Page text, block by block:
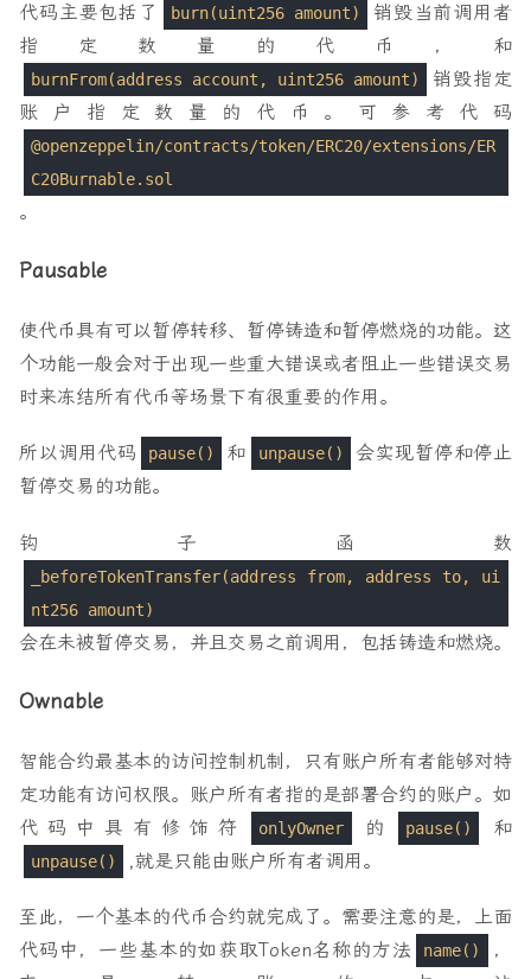
代码主要包括了 burn(uint256 amount)
销毁当前调用者
指定数量的代币，和
burnFrom(address account, uint256 amount)
销毁指定
账户指定数量的代币。可参考代码
@openzeppelin/contracts/token/ERC20/extensions/ER
C20Burnable.sol
。
Pausable
使代币具有可以暂停转移、暂停铸造和暂停燃烧的功能。这
个功能一般会对于出现一些重大错误或者阻止一些错误交易
时来冻结所有代币等场景下有很重要的作用。
所以调用代码 pause() 和 unpause()
会实现暂停和停止
暂停交易的功能。
钩子函数
_beforeTokenTransfer(address from, address to, ui
nt256 amount)
会在未被暂停交易，并且交易之前调用，包括铸造和燃烧。
Ownable
智能合约最基本的访问控制机制，只有账户所有者能够对特
定功能有访问权限。账户所有者指的是部署合约的账户。如
代码中具有修饰符
onlyOwner 的 pause() 和
unpause() ,就是只能由账户所有者调用。
至此，一个基本的代币合约就完成了。需要注意的是，上面
代码中，一些基本的如获取Token名称的方法
name()
，